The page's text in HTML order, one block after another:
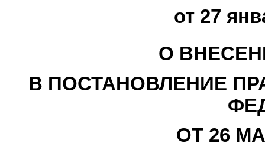
от 27
О
В ПОСТАНОВЛЕНИЕ
ОТ 26